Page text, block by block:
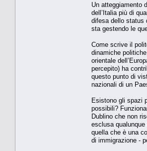
Un atteggiamento
dell’Italia più di
difesa dello status
sta gestendo le
Come scrive il
dinamiche
orientale
percepito) ha
questo punto di
nazionali di un
Esistono gli spazi
possibili?
Dublino che non
esclusa
quella che è una
di immigrazione -